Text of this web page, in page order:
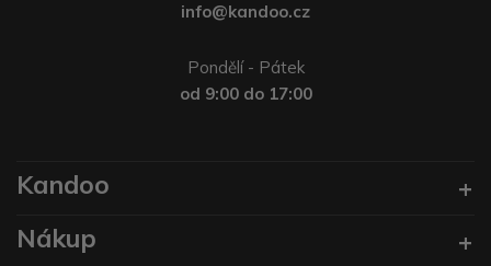
info@kandoo.cz
Pondělí - Pátek
od 9:00 do 17:00
Kandoo
Nákup